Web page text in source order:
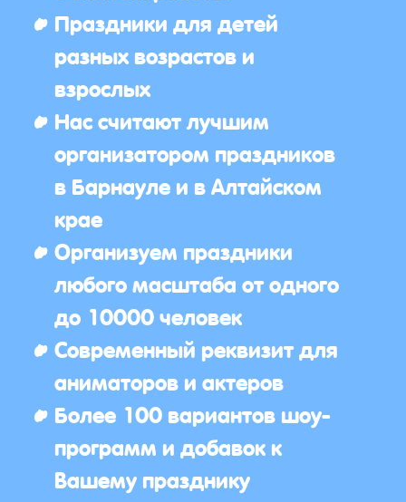
Праздники для детей
разных возрастов и
взрослых
Нас считают лучшим
организатором праздников
в Барнауле и в Алтайском
крае
Организуем праздники
любого масштаба от одного
до 10000 человек
Современный реквизит для
аниматоров и актеров
Более 100 вариантов шоу-
программ и добавок к
Вашему празднику